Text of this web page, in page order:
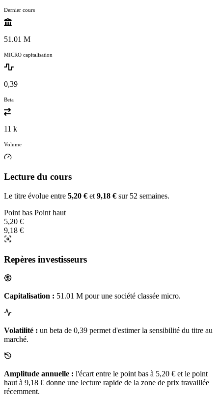
Dernier cours
51.01 M
MICRO capitalisation
0,39
Beta
11 k
Volume
Lecture du cours
Le titre évolue entre 5,20 € et 9,18 € sur 52 semaines.
Point bas Point haut
5,20 €
9,18 €
Repères investisseurs
Capitalisation : 51.01 M pour une société classée micro.
Volatilité : un beta de 0,39 permet d'estimer la sensibilité du titre au
marché.
Amplitude annuelle : l'écart entre le point bas à 5,20 € et le point
haut à 9,18 € donne une lecture rapide de la zone de prix travaillée
récemment.